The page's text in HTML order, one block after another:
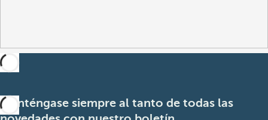
Manténgase siempre al tanto de todas las